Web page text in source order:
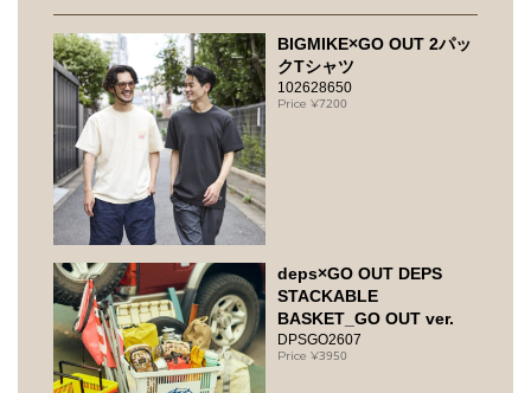
BIGMIKE×GO OUT 2パッ
クTシャツ
102628650
7200
deps×GO OUT DEPS
STACKABLE
BASKET_GO OUT ver.
DPSGO2607
3950